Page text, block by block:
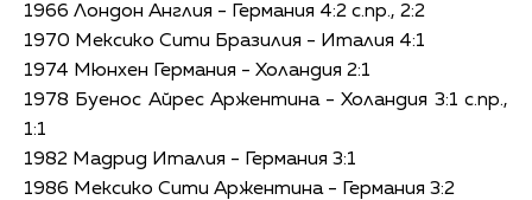
1966 Лондон Англия - Германия 4:2 с.пр., 2:2
1970 Meксико Сити Бразилия - Италия 4:1
1974 Mюнхен Германия - Холандия 2:1
1978 Буенос Айрес Aржентина - Холандия 3:1 с.пр.,
1:1
1982 Maдрид Италия - Германия 3:1
1986 Meксико Сити Aржентина - Германия 3:2